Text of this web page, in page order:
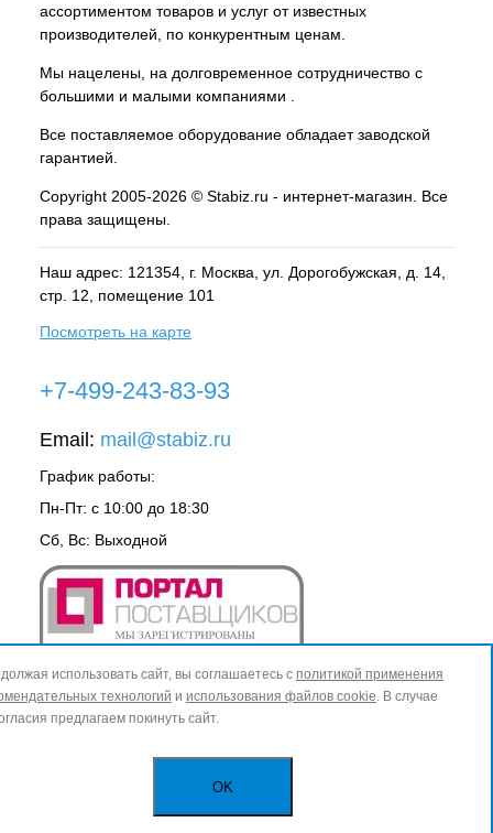
ассортиментом товаров и услуг от известных
производителей, по конкурентным ценам.
Мы нацелены, на долговременное сотрудничество с
большими и малыми компаниями .
Все поставляемое оборудование обладает заводской
гарантией.
Copyright 2005-2026 © Stabiz.ru - интернет-магазин. Все
права защищены.
Наш адрес: 121354, г. Москва , ул. Дорогобужская, д. 14,
стр. 12, помещение 101
Посмотреть на карте
+7-499-243-83-93
Email: mail@stabiz.ru
График работы:
Пн-Пт: с 10:00 до 18:30
Сб, Вс: Выходной
использовать сайт, вы соглашаетесь с политикой применения
технологий и использования файлов cookie. В случае
предлагаем покинуть сайт.
OK